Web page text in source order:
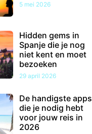
5 mei 2026
Hidden gems in
Spanje die je nog
niet kent en moet
bezoeken
29 april 2026
De handigste apps
die je nodig hebt
voor jouw reis in
2026